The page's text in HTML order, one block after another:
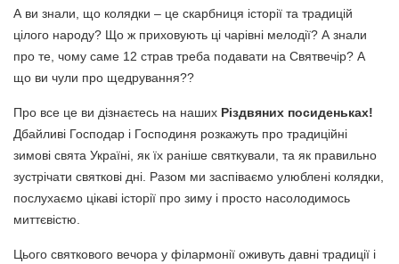
А ви знали, що колядки – це скарбниця історії та традицій
цілого народу? Що ж приховують ці чарівні мелодії? А знали
про те, чому саме 12 страв треба подавати на Святвечір? А
що ви чули про щедрування??
Про все це ви дізнаєтесь на наших Різдвяних посиденьках!
Дбайливі Господар і Господиня розкажуть про традиційні
зимові свята Україні, як їх раніше святкували, та як правильно
зустрічати святкові дні. Разом ми заспіваємо улюблені колядки,
послухаємо цікаві історії про зиму і просто насолодимось
миттєвістю.
Цього святкового вечора у філармонії оживуть давні традиції і